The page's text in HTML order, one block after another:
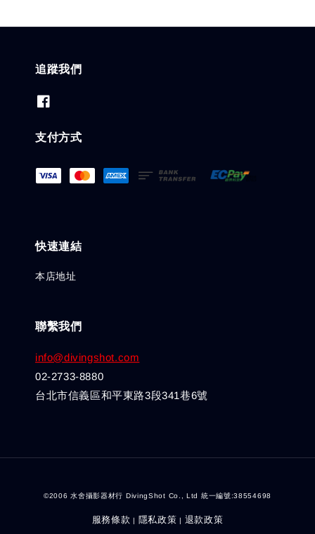
追蹤我們
支付方式
快速連結
本店地址
聯繫我們
info@divingshot.com
02-2733-8880
台北市信義區和平東路3段341巷6號
©2006 水舍攝影器材行 DivingShot Co., Ltd 統一編號:38554698
服務條款 | 隱私政策 | 退款政策